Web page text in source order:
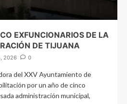
EXFUNCIONARIOS DE LA
DE TIJUANA
2026 0
del XXV Ayuntamiento de
por un año de cinco
administración municipal,